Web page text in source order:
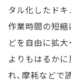
タル化したドキ
作業時間の短縮
どを自由に拡大
よりもはるかに
れ、摩耗などで